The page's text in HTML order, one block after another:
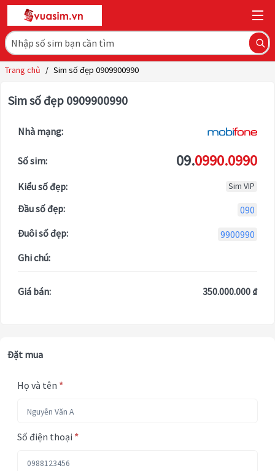
Trang chủ / Sim số đẹp 0909900990
Sim số đẹp 0909900990
Nhà mạng:
Số sim: 09.0990.0990
Kiểu số đẹp: Sim VIP
Đầu số đẹp:
090
Đuôi số đẹp:
9900990
Ghi chú:
Giá bán: 350.000.000 ₫
Đặt mua
Họ và tên *
Số điện thoại *